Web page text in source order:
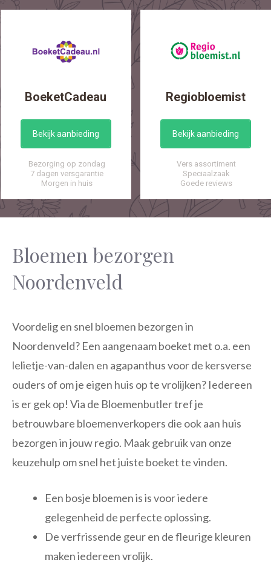
BoeketCadeau
Bekijk aanbieding
Bezorging op zondag
7 dagen versgarantie
Morgen in huis
Regiobloemist
Bekijk aanbieding
Vers assortiment
Speciaalzaak
Goede reviews
Bloemen bezorgen
Noordenveld
Voordelig en snel bloemen bezorgen in
Noordenveld? Een aangenaam boeket met o.a. een
lelietje-van-dalen en agapanthus voor de kersverse
ouders of om je eigen huis op te vrolijken? Iedereen
is er gek op! Via de Bloemenbutler tref je
betrouwbare bloemenverkopers die ook aan huis
bezorgen in jouw regio. Maak gebruik van onze
keuzehulp om snel het juiste boeket te vinden.
Een bosje bloemen is is voor iedere
gelegenheid de perfecte oplossing.
De verfrissende geur en de fleurige kleuren
maken iedereen vrolijk.